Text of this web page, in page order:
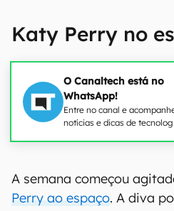
Katy Perry no
O Canaltech está no
WhatsApp!
Entre no canal e
notícias e dicas de
A semana começou
Perry ao espaço. A diva